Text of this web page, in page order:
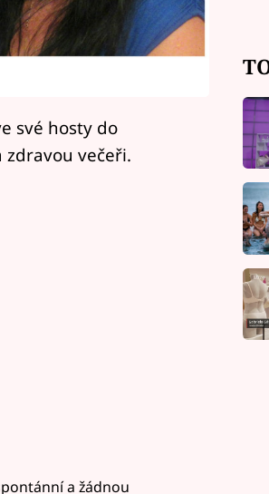
své hosty do
večeři.
a žádnou